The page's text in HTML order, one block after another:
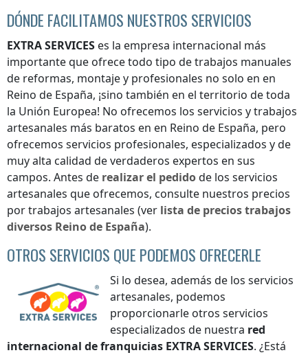
DÓNDE FACILITAMOS NUESTROS SERVICIOS
EXTRA SERVICES es la empresa internacional más
importante que ofrece todo tipo de trabajos manuales
de reformas, montaje y profesionales no solo en en
Reino de España, ¡sino también en el territorio de toda
la Unión Europea! No ofrecemos los servicios y trabajos
artesanales más baratos en en Reino de España, pero
ofrecemos servicios profesionales, especializados y de
muy alta calidad de verdaderos expertos en sus
campos. Antes de realizar el pedidode los servicios
artesanales que ofrecemos, consulte nuestros precios
por trabajos artesanales (ver lista de preciostrabajos
diversos Reino de España).
OTROS SERVICIOS QUE PODEMOS OFRECERLE
Si lo desea, además de los servicios
artesanales, podemos
proporcionarle otros servicios
especializados de nuestra red
internacional de franquicias EXTRA SERVICES. ¿Está